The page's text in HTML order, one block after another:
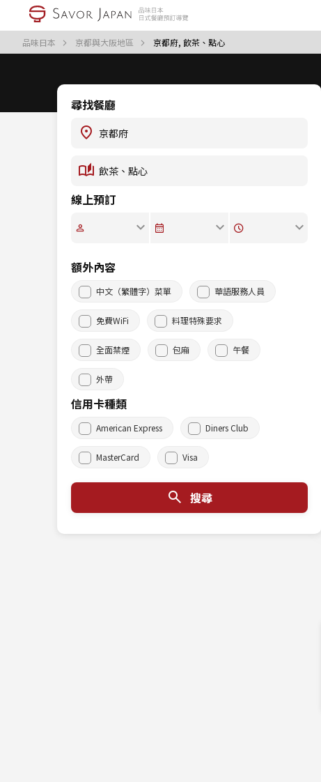
品味日本 京都與大阪地區 京都府, 飲茶、點心
尋找餐廳
線上預訂
額外內容
中文（繁體字）菜單 華語服務人員
免費WiFi 料理特殊要求
全面禁煙 包廂 午餐
外帶
信用卡種類
American Express Diners Club
MasterCard Visa
搜尋